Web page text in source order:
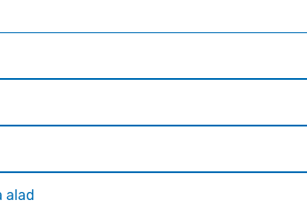
alad